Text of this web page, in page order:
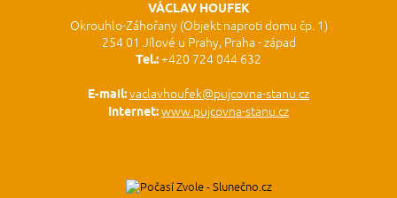
VÁCLAV HOUFEK
Okrouhlo-Záhořany (Objekt naproti domu čp. 1)
254 01 Jílové u Prahy, Praha - západ
Tel.:+420 724 044 632
E-mail:vaclavhoufek@pujcovna-stanu.cz
Internet:www.pujcovna-stanu.cz